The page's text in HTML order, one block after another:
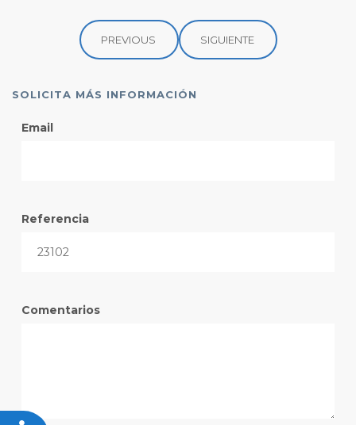
PREVIOUS SIGUIENTE
SOLICITA MÁS INFORMACIÓN
Email
Referencia
Comentarios